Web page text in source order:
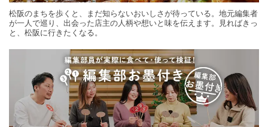
松阪のまちを歩くと、まだ知らないおいしさが待っている。地元編集者
が一人で巡り、出会った店主の人柄や想いと味を伝えます。見ればきっ
と、松阪に行きたくなる。